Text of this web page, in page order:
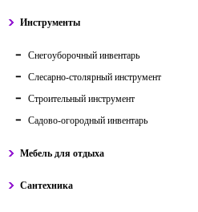
Инструменты
Снегоуборочный инвентарь
Слесарно-столярный инструмент
Строительный инструмент
Садово-огородный инвентарь
Мебель для отдыха
Сантехника